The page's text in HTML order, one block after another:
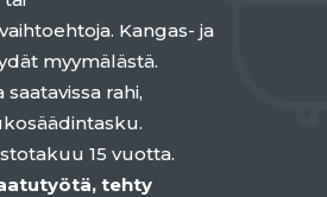
Kangas- ja
myymälästä.
rahi,
15 vuotta.
tehty